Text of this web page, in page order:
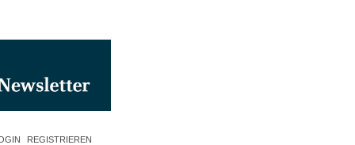
REGISTRIEREN